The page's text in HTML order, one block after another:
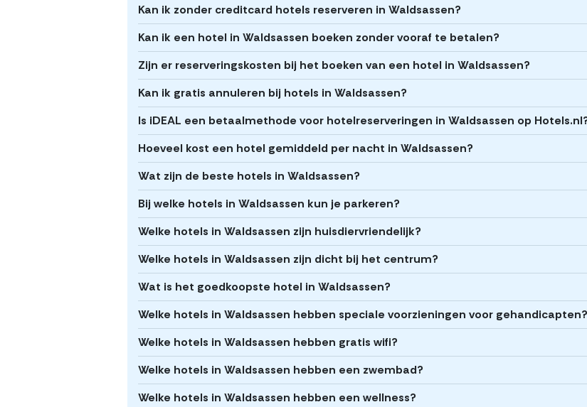
Kan ik zonder creditcard hotels reserveren in Waldsassen?
Kan ik een hotel in Waldsassen boeken zonder vooraf te betalen?
Zijn er reserveringskosten bij het boeken van een hotel in Waldsassen?
Kan ik gratis annuleren bij hotels in Waldsassen?
Is iDEAL een betaalmethode voor hotelreserveringen in Waldsassen op
Hoeveel kost een hotel gemiddeld per nacht in Waldsassen?
Wat zijn de beste hotels in Waldsassen?
Bij welke hotels in Waldsassen kun je parkeren?
Welke hotels in Waldsassen zijn huisdiervriendelijk?
Welke hotels in Waldsassen zijn dicht bij het centrum?
Wat is het goedkoopste hotel in Waldsassen?
Welke hotels in Waldsassen hebben speciale voorzieningen voor gehandicapten?
Welke hotels in Waldsassen hebben gratis wifi?
Welke hotels in Waldsassen hebben een zwembad?
Welke hotels in Waldsassen hebben een wellness?